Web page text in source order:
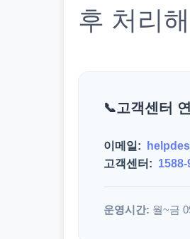
후 처리
고객센터
이메일:
고객센터: 1588-
운영시간: 월~금